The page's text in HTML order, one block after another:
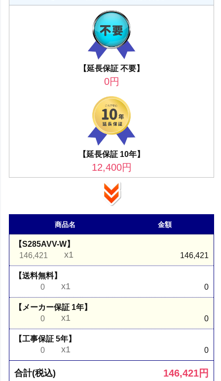
【延長保証 不要】
0円
【延長保証 10年】
12,400円
商品名 金額
【S285AVV-W】
146,421
x1 146,421
【送料無料】
0
x1 0
【メーカー保証 1年】
0
x1 0
【工事保証 5年】
0
x1 0
合計(税込) 146,421円